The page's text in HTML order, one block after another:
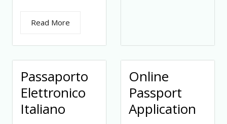
Read More
Passaporto
Elettronico
Italiano
Online
Passport
Application